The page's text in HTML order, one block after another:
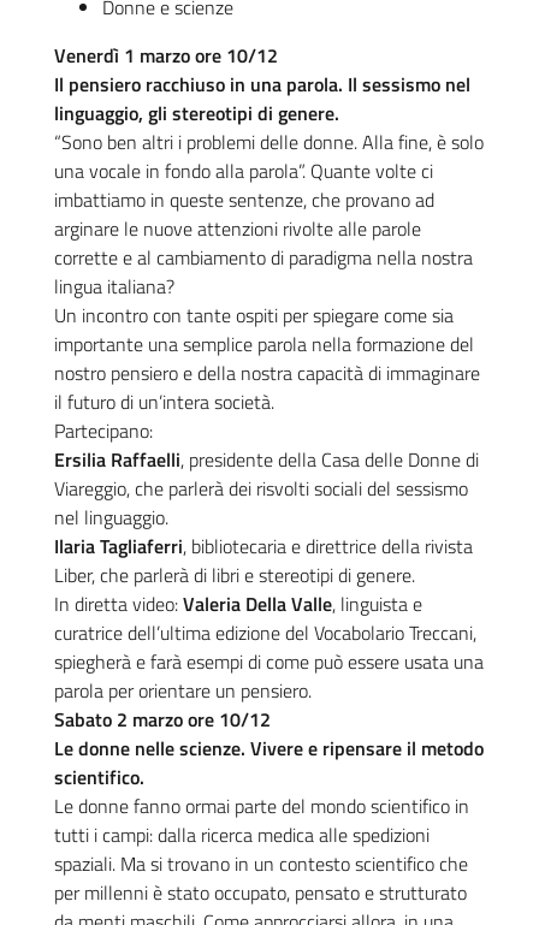
Donne e scienze
Venerdì 1 marzo ore 10/12
Il pensiero racchiuso in una parola. Il sessismo nel
linguaggio, gli stereotipi di genere.
“Sono ben altri i problemi delle donne. Alla fine, è solo
una vocale in fondo alla parola”. Quante volte ci
imbattiamo in queste sentenze, che provano ad
arginare le nuove attenzioni rivolte alle parole
corrette e al cambiamento di paradigma nella nostra
lingua italiana?
Un incontro con tante ospiti per spiegare come sia
importante una semplice parola nella formazione del
nostro pensiero e della nostra capacità di immaginare
il futuro di un’intera società.
Partecipano:
Ersilia Raffaelli, presidente della Casa delle Donne di
Viareggio, che parlerà dei risvolti sociali del sessismo
nel linguaggio.
Ilaria Tagliaferri, bibliotecaria e direttrice della rivista
Liber, che parlerà di libri e stereotipi di genere.
In diretta video:Valeria Della Valle, linguista e
curatrice dell’ultima edizione del Vocabolario Treccani,
spiegherà e farà esempi di come può essere usata una
parola per orientare un pensiero.
Sabato 2 marzo ore 10/12
Le donne nelle scienze. Vivere e ripensare il metodo
scientifico.
Le donne fanno ormai parte del mondo scientifico in
tutti i campi: dalla ricerca medica alle spedizioni
spaziali. Ma si trovano in un contesto scientifico che
per millenni è stato occupato, pensato e strutturato